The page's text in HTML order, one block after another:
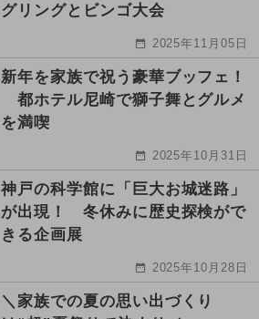
グリングとビンゴ大会
2025年11月05日
新年を家族で祝う豪華ブッフェ！
都ホテル尼崎で獅子舞とグルメ
を満喫
2025年10月31日
神戸の科学館に「巨大お城迷路」
が出現！ 冬休みに歴史探検がで
きる企画展
2025年10月28日
＼家族での夏の思い出づくり